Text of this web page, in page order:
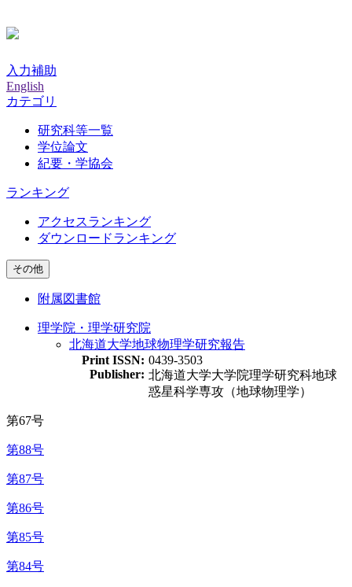
入力補助
English
カテゴリ
研究科等一覧
学位論文
紀要・学協会
ランキング
アクセスランキング
ダウンロードランキング
その他
附属図書館
理学院・理学研究院
北海道大学地球物理学研究報告
Print ISSN: 0439-3503
Publisher: 北海道大学大学院理学研究科地球
惑星科学専攻（地球物理学）
第67号
第88号
第87号
第86号
第85号
第84号